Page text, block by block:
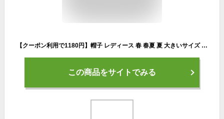
【クーポン利用で1180円】帽子 レディース 春 春夏 夏 大きいサイズ uvカット 折りたたみ 折り畳み リボン キャップ 深め つば広 日よけ帽子 吸汗 速乾 軽量 かわいい 可愛い ちょう結び 小顔効果
この商品をサイトでみる